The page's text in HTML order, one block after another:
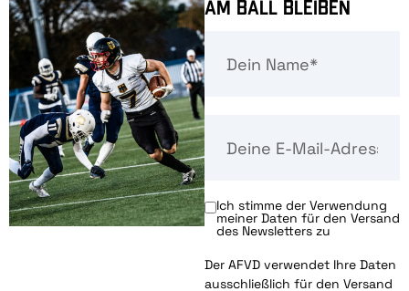
Am Ball bleiben
Ich stimme der Verwendung
meiner Daten für den Versand
des Newsletters zu
Der AFVD verwendet Ihre Daten
ausschließlich für den Versand